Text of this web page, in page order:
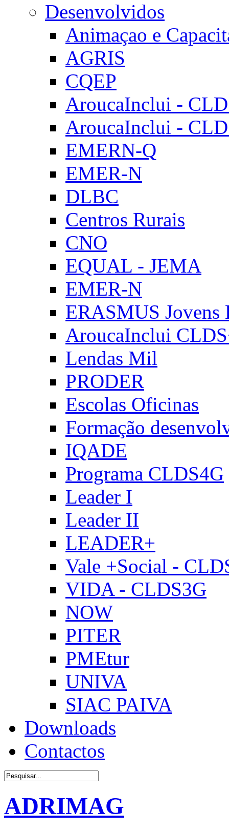
Desenvolvidos
Animaçao e
AGRIS
CQEP
AroucaInclui -
AroucaInclui -
EMERN-Q
EMER-N
DLBC
Centros Rurais
CNO
EQUAL - JEMA
EMER-N
ERASMUS Jovens
AroucaInclui
Lendas Mil
PRODER
Escolas Oficinas
Formação
IQADE
Programa CLDS4G
Leader I
Leader II
LEADER+
Vale +Social -
VIDA - CLDS3G
NOW
PITER
PMEtur
UNIVA
SIAC PAIVA
Downloads
Contactos
ADRIMAG